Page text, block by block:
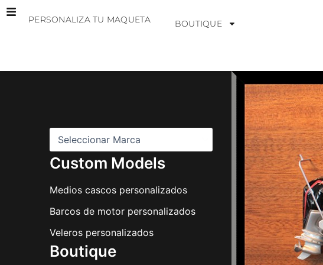
PERSONALIZA TU MAQUETA BOUTIQUE
Custom Models
Medios cascos personalizados
Barcos de motor personalizados
Veleros personalizados
Boutique